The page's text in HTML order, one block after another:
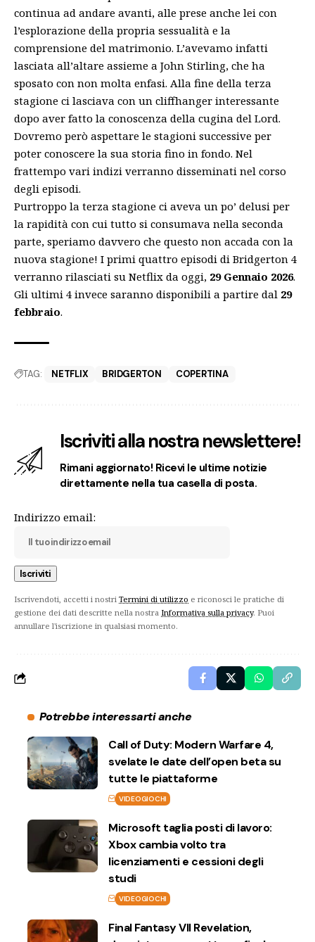
continua ad andare avanti, alle prese anche lei con
l’esplorazione della propria sessualità e la
comprensione del matrimonio. L’avevamo infatti
lasciata all’altare assieme a John Stirling, che ha
sposato con non molta enfasi. Alla fine della terza
stagione ci lasciava con un cliffhanger interessante
dopo aver fatto la conoscenza della cugina del Lord.
Dovremo però aspettare le stagioni successive per
poter conoscere la sua storia fino in fondo. Nel
frattempo vari indizi verranno disseminati nel corso
degli episodi.
Purtroppo la terza stagione ci aveva un po’ delusi per
la rapidità con cui tutto si consumava nella seconda
parte, speriamo davvero che questo non accada con la
nuova stagione! I primi quattro episodi di Bridgerton 4
verranno rilasciati su Netflix da oggi, 29 Gennaio 2026.
Gli ultimi 4 invece saranno disponibili a partire dal 29
febbraio.
TAG: NETFLIX BRIDGERTON COPERTINA
Iscriviti alla nostra newslettere!
Rimani aggiornato! Ricevi le ultime notizie
direttamente nella tua casella di posta.
Indirizzo email:
Iscrivendoti, accetti i nostri Termini di utilizzo e riconosci le pratiche di
gestione dei dati descritte nella nostra Informativa sulla privacy. Puoi
annullare l'iscrizione in qualsiasi momento.
Potrebbe interessarti anche
Call of Duty: Modern Warfare 4,
svelate le date dell’open beta su
tutte le piattaforme
VIDEOGIOCHI
Microsoft taglia posti di lavoro:
Xbox cambia volto tra
licenziamenti e cessioni degli
studi
VIDEOGIOCHI
Final Fantasy VII Revelation,